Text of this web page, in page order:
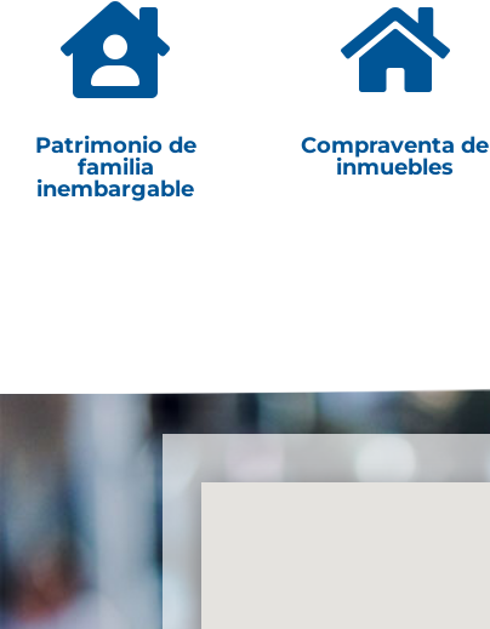

Patrimonio de
familia
inembargable

Compraventa de
inmuebles